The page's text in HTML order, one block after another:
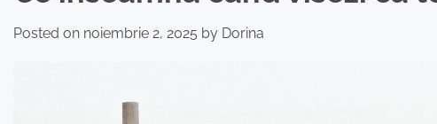
Posted on noiembrie 2, 2025 by Dorina